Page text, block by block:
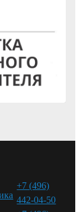
+7 (496)
442-04-50